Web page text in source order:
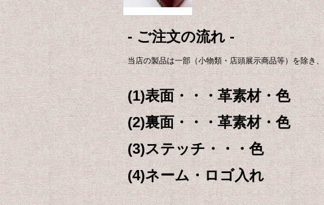
- ご注文の流れ -
当店の製品は一部（小物類・店頭展示商品等）を除き、
(1)表面・・・革素材・色
(2)裏面・・・革素材・色
(3)ステッチ・・・色
(4)ネーム・ロゴ入れ